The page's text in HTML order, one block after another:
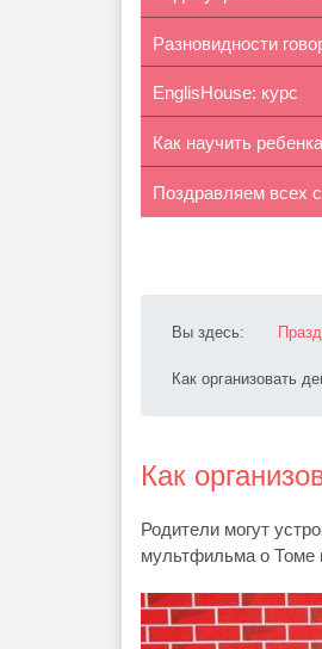
игрушки. Как п...
Разновидности
азбук
EnglisHouse: курс
английского д...
Как научить ребенка
завязывать ...
Поздравляем всех
Вы здесь:
Как организовать
Как
Родители могут
мультфильма о Томе